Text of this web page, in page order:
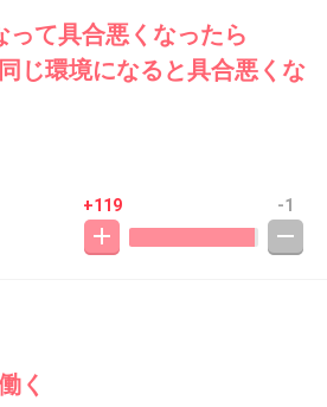
って具合悪くなったら
じ環境になると具合悪くな
+119 -1
く